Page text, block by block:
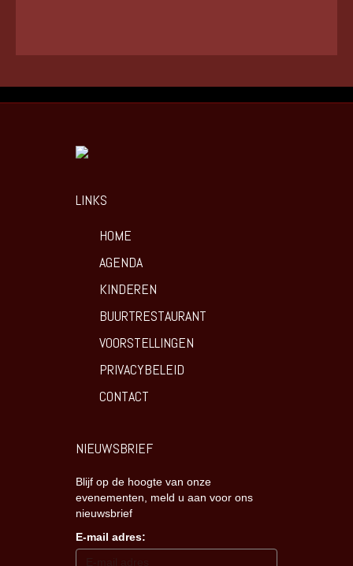
LINKS
HOME
AGENDA
KINDEREN
BUURTRESTAURANT
VOORSTELLINGEN
PRIVACYBELEID
CONTACT
NIEUWSBRIEF
Blijf op de hoogte van onze
evenementen, meld u aan voor ons
nieuwsbrief
E-mail adres: